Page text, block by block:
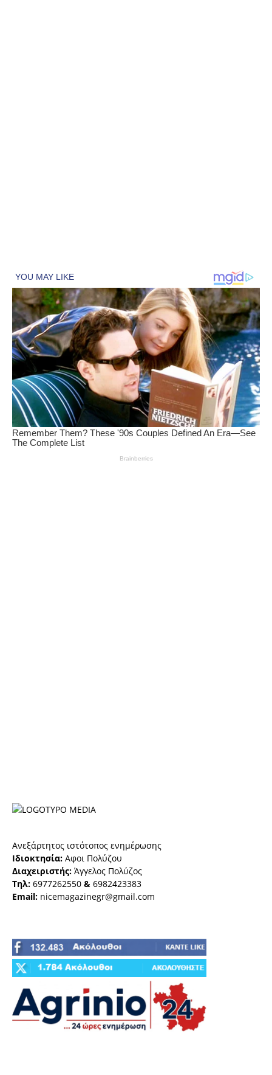
Ανεξάρτητος ιστότοπος ενημέρωσης
Ιδιοκτησία: Αφοι Πολύζου
Διαχειριστής: Άγγελος Πολύζος
Τηλ: 6977262550 & 6982423383
Email: nicemagazinegr@gmail.com